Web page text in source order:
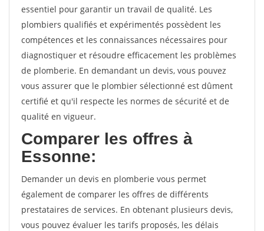
essentiel pour garantir un travail de qualité. Les
plombiers qualifiés et expérimentés possèdent les
compétences et les connaissances nécessaires pour
diagnostiquer et résoudre efficacement les problèmes
de plomberie. En demandant un devis, vous pouvez
vous assurer que le plombier sélectionné est dûment
certifié et qu'il respecte les normes de sécurité et de
qualité en vigueur.
Comparer les offres à
Essonne:
Demander un devis en plomberie vous permet
également de comparer les offres de différents
prestataires de services. En obtenant plusieurs devis,
vous pouvez évaluer les tarifs proposés, les délais